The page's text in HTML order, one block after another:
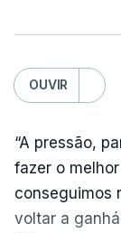
OUVIR
“A pressão,
fazer o
conseguimos
voltar a